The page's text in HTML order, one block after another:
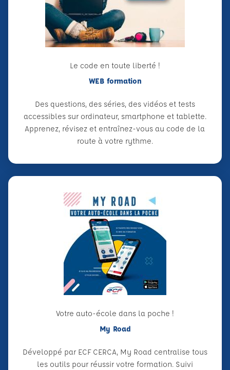
Le code en toute liberté !
WEB formation
Des questions, des séries, des vidéos et tests
accessibles sur ordinateur, smartphone et tablette.
Apprenez, révisez et entraînez-vous au code de la
route à votre rythme.
Votre auto-école dans la poche !
My Road
Développé par ECF CERCA, My Road centralise tous
les outils pour réussir votre formation. Suivi